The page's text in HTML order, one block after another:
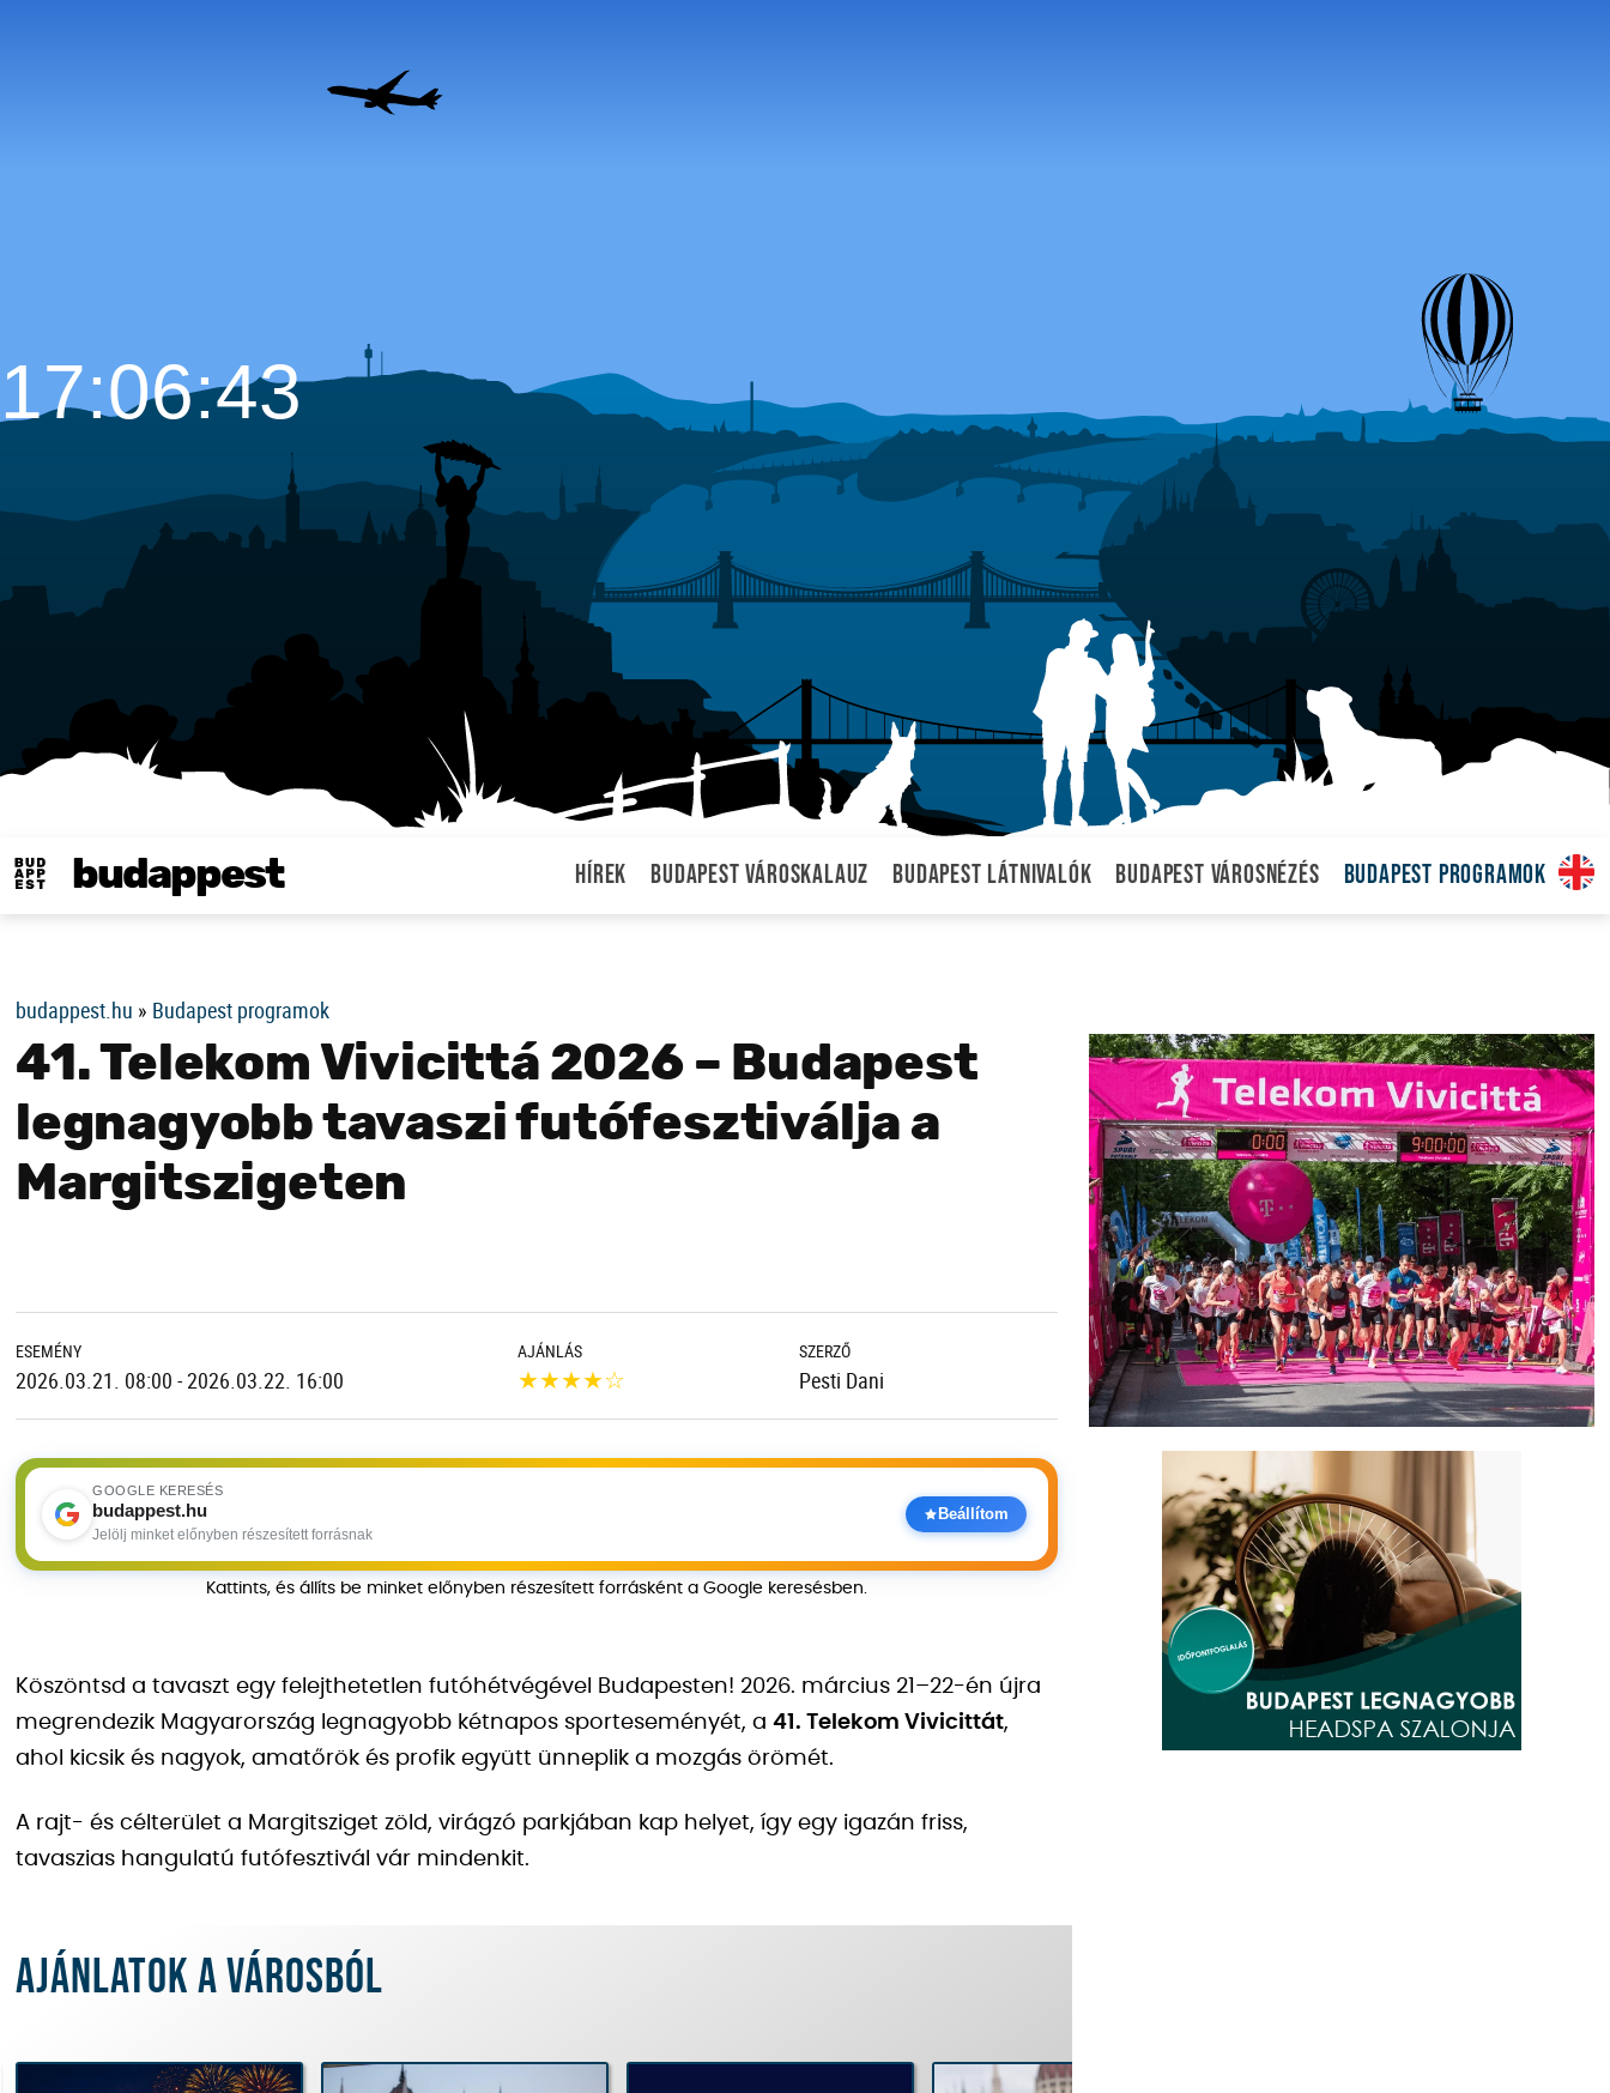
budappest Hírek Budapest városkalauz Budapest látnivalók Budapest városnézés Budapest programok
17:06:44
budappest.hu » Budapest programok
41. Telekom Vivicittá 2026 – Budapest
legnagyobb tavaszi futófesztiválja a
Margitszigeten
ESEMÉNY
2026.03.21. 08:00 - 2026.03.22. 16:00
AJÁNLÁS
★★★★☆
SZERZŐ
Pesti Dani
GOOGLE KERESÉS
budappest.hu
Jelölj minket előnyben részesített forrásnak
Beállítom
Kattints, és állíts be minket előnyben részesített forrásként a Google keresésben.
Köszöntsd a tavaszt egy felejthetetlen futóhétvégével Budapesten! 2026. március 21–22-én újra
megrendezik Magyarország legnagyobb kétnapos sporteseményét, a 41. Telekom Vivicittát,
ahol kicsik és nagyok, amatőrök és profik együtt ünneplik a mozgás örömét.
A rajt- és célterület a Margitsziget zöld, virágzó parkjában kap helyet, így egy igazán friss,
tavaszias hangulatú futófesztivál vár mindenkit.
Ajánlatok a városból